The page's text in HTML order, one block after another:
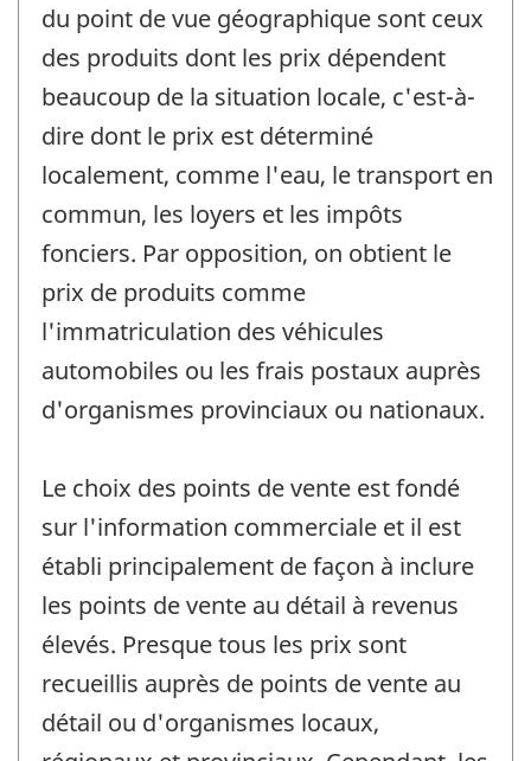
du point de vue géographique sont ceux
des produits dont les prix dépendent
beaucoup de la situation locale, c'est-à-
dire dont le prix est déterminé
localement, comme l'eau, le transport en
commun, les loyers et les impôts
fonciers. Par opposition, on obtient le
prix de produits comme
l'immatriculation des véhicules
automobiles ou les frais postaux auprès
d'organismes provinciaux ou nationaux.
Le choix des points de vente est fondé
sur l'information commerciale et il est
établi principalement de façon à inclure
les points de vente au détail à revenus
élevés. Presque tous les prix sont
recueillis auprès de points de vente au
détail ou d'organismes locaux,